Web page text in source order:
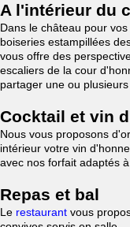
A l'intérieur du
Dans le château pour
boiseries estampillées
vous offre des
escaliers de la cour
partager une ou
Cocktail et vin
Nous vous proposons
intérieur votre vin
avec nos forfait adaptés à
Repas et bal
Le restaurant vous